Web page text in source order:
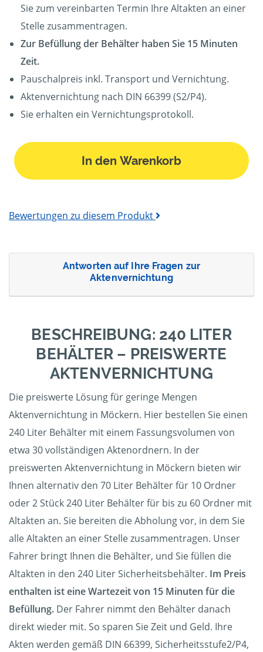
Sie zum vereinbarten Termin Ihre Altakten an einer
Stelle zusammentragen.
Zur Befüllung der Behälter haben Sie 15 Minuten
Zeit.
Pauschalpreis inkl. Transport und Vernichtung.
Aktenvernichtung nach DIN 66399 (S2/P4).
Sie erhalten ein Vernichtungsprotokoll.
In den Warenkorb
Bewertungen zu diesem Produkt
Antworten auf Ihre Fragen zur
Aktenvernichtung
BESCHREIBUNG: 240 LITER
BEHÄLTER – PREISWERTE
AKTENVERNICHTUNG
Die preiswerte Lösung für geringe Mengen
Aktenvernichtung in Möckern. Hier bestellen Sie einen
240 Liter Behälter mit einem Fassungsvolumen von
etwa 30 vollständigen Aktenordnern. In der
preiswerten Aktenvernichtung in Möckern bieten wir
Ihnen alternativ den 70 Liter Behälter für 10 Ordner
oder 2 Stück 240 Liter Behälter für bis zu 60 Ordner mit
Altakten an. Sie bereiten die Abholung vor, in dem Sie
alle Altakten an einer Stelle zusammentragen. Unser
Fahrer bringt Ihnen die Behälter, und Sie füllen die
Altakten in den 240 Liter Sicherheitsbehälter. Im Preis
enthalten ist eine Wartezeit von 15 Minuten für die
Befüllung. Der Fahrer nimmt den Behälter danach
direkt wieder mit. So sparen Sie Zeit und Geld. Ihre
Akten werden gemäß DIN 66399, Sicherheitsstufe2/P4,